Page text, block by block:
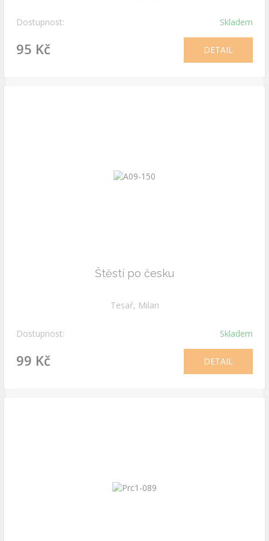
Dostupnost: Skladem
95 Kč DETAIL
Štěstí po česku
Tesař, Milan
Dostupnost: Skladem
99 Kč DETAIL